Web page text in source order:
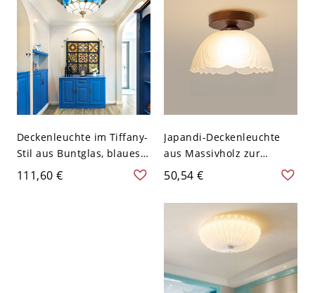
Deckenleuchte im Tiffany-
Stil aus Buntglas, blaues
mediterranes Modell mit
Bronze-Finish - 110V-120V
111,60 €
Japandi-Deckenleuchte
aus Massivholz zur
Deckenmontage, Leuchte
mit strukturiertem
Glasschirm für Flur und
Schlafzimmer - 110V-120V
50,54 €